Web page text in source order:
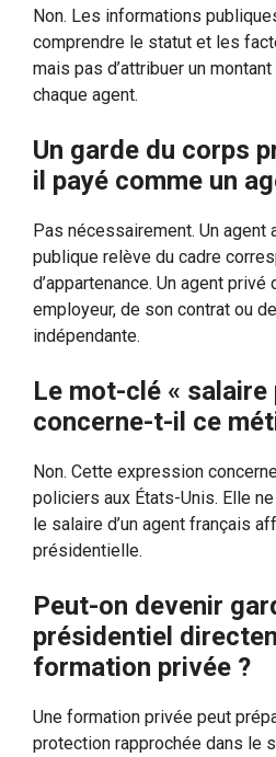
Non. Les informations
comprendre le statut et les
mais pas d’attribuer un
chaque agent.
Un garde du corps
il payé comme un
Pas nécessairement. Un
publique relève du cadre
d’appartenance. Un agent
employeur, de son contrat ou
indépendante.
Le mot-clé « salaire
concerne-t-il ce
Non. Cette expression
policiers aux États-Unis. Elle
le salaire d’un agent français
présidentielle.
Peut-on devenir
présidentiel
formation privée ?
Une formation privée peut
protection rapprochée dans le